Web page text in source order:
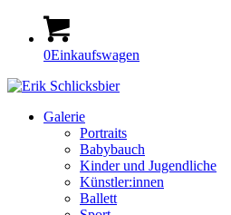
0Einkaufswagen
Galerie
Portraits
Babybauch
Kinder und Jugendliche
Künstler:innen
Ballett